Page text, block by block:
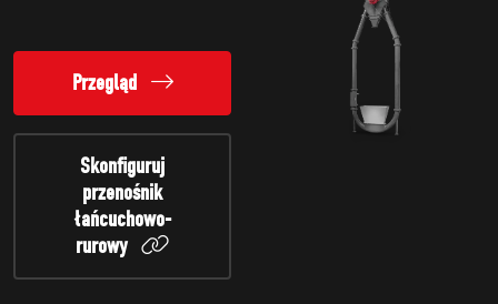
Przegląd
Skonfiguruj
przenośnik
łańcuchowo-
rurowy